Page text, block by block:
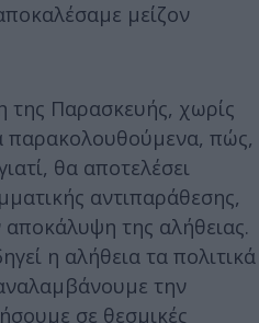
μείζον
της Παρασκευής, χωρίς
πώς,
θα αποτελέσει
αντιπαράθεσης,
αποκάλυψη της αλήθειας.
η αλήθεια τα πολιτικά
την
σε θεσμικές